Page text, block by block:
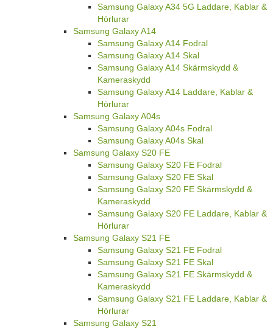
Samsung Galaxy A34 5G Laddare, Kablar &
Hörlurar
Samsung Galaxy A14
Samsung Galaxy A14 Fodral
Samsung Galaxy A14 Skal
Samsung Galaxy A14 Skärmskydd &
Kameraskydd
Samsung Galaxy A14 Laddare, Kablar &
Hörlurar
Samsung Galaxy A04s
Samsung Galaxy A04s Fodral
Samsung Galaxy A04s Skal
Samsung Galaxy S20 FE
Samsung Galaxy S20 FE Fodral
Samsung Galaxy S20 FE Skal
Samsung Galaxy S20 FE Skärmskydd &
Kameraskydd
Samsung Galaxy S20 FE Laddare, Kablar &
Hörlurar
Samsung Galaxy S21 FE
Samsung Galaxy S21 FE Fodral
Samsung Galaxy S21 FE Skal
Samsung Galaxy S21 FE Skärmskydd &
Kameraskydd
Samsung Galaxy S21 FE Laddare, Kablar &
Hörlurar
Samsung Galaxy S21